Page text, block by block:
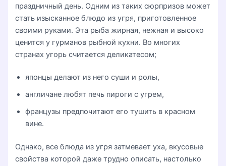
праздничный день. Одним из таких сюрпризов может
стать изысканное блюдо из угря, приготовленное
своими руками. Эта рыба жирная, нежная и высоко
ценится у гурманов рыбной кухни. Во многих
странах угорь считается деликатесом;
японцы делают из него суши и ролы,
англичане любят печь пироги с угрем,
французы предпочитают его тушить в красном
вине.
Однако, все блюда из угря затмевает уха, вкусовые
свойства которой даже трудно описать, настолько